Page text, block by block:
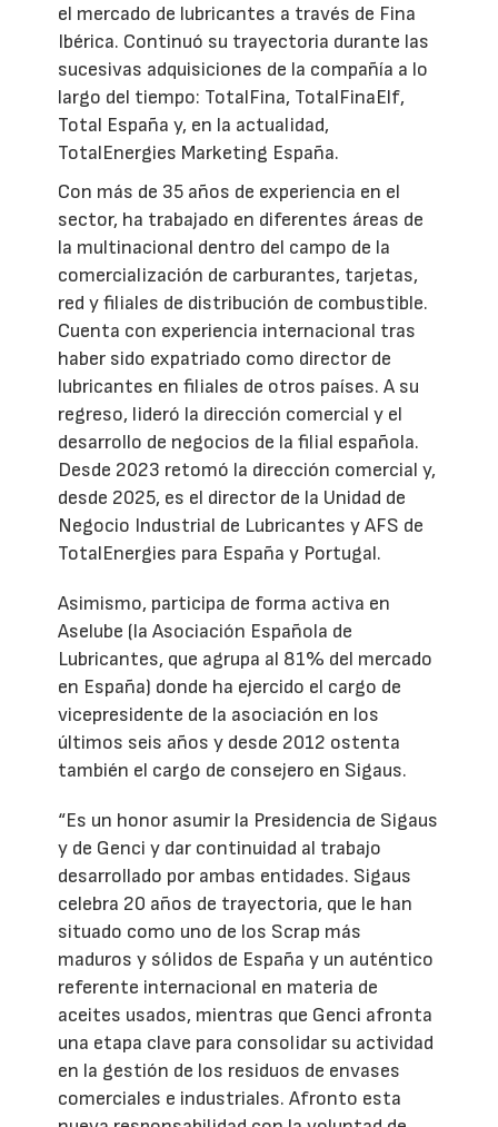
el mercado de lubricantes a través de Fina
Ibérica. Continuó su trayectoria durante las
sucesivas adquisiciones de la compañía a lo
largo del tiempo: TotalFina, TotalFinaElf,
Total España y, en la actualidad,
TotalEnergies Marketing España.
Con más de 35 años de experiencia en el
sector, ha trabajado en diferentes áreas de
la multinacional dentro del campo de la
comercialización de carburantes, tarjetas,
red y filiales de distribución de combustible.
Cuenta con experiencia internacional tras
haber sido expatriado como director de
lubricantes en filiales de otros países. A su
regreso, lideró la dirección comercial y el
desarrollo de negocios de la filial española.
Desde 2023 retomó la dirección comercial y,
desde 2025, es el director de la Unidad de
Negocio Industrial de Lubricantes y AFS de
TotalEnergies para España y Portugal.
Asimismo, participa de forma activa en
Aselube (la Asociación Española de
Lubricantes, que agrupa al 81% del mercado
en España) donde ha ejercido el cargo de
vicepresidente de la asociación en los
últimos seis años y desde 2012 ostenta
también el cargo de consejero en Sigaus.
“Es un honor asumir la Presidencia de Sigaus
y de Genci y dar continuidad al trabajo
desarrollado por ambas entidades. Sigaus
celebra 20 años de trayectoria, que le han
situado como uno de los Scrap más
maduros y sólidos de España y un auténtico
referente internacional en materia de
aceites usados, mientras que Genci afronta
una etapa clave para consolidar su actividad
en la gestión de los residuos de envases
comerciales e industriales. Afronto esta